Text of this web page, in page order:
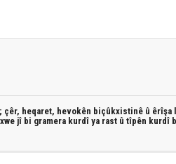
çêr, heqaret, hevokên biçûkxistinê û êrîşa
jî bi gramera kurdî ya rast û tîpên kurdî